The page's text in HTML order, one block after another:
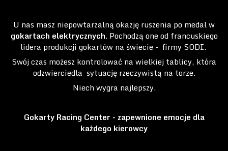
U nas masz niepowtarzalną okazję ruszenia po medal w
gokartach elektrycznych. Pochodzą one od francuskiego
lidera produkcji gokartów na świecie - firmy SODI.
Swój czas możesz kontrolować na wielkiej tablicy, która
odzwierciedla sytuację rzeczywistą na torze.
Niech wygra najlepszy.
Gokarty Racing Center - zapewnione emocje dla
każdego kierowcy